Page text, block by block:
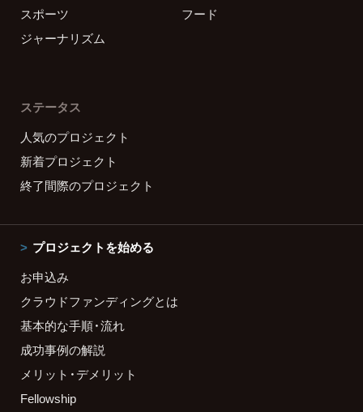
スポーツ
フード
ジャーナリズム
ステータス
人気のプロジェクト
新着プロジェクト
終了間際のプロジェクト
プロジェクトを始める
お申込み
クラウドファンディングとは
基本的な手順・流れ
成功事例の解説
メリット・デメリット
Fellowship